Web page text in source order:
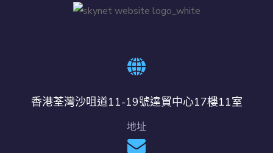
香港荃灣沙咀道11-19號達貿中心17樓11室
地址